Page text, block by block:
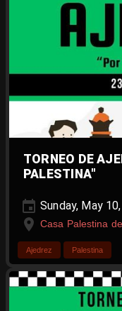
TORNEO DE
PALESTINA"
Sunday, May
Casa Palestina
Ajedrez Palestina